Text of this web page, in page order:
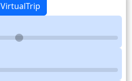
VirtualTrip